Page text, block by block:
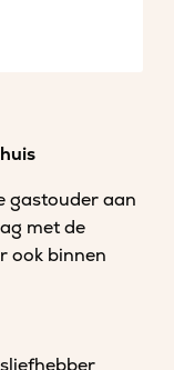
gastouder aan
met de
ook binnen